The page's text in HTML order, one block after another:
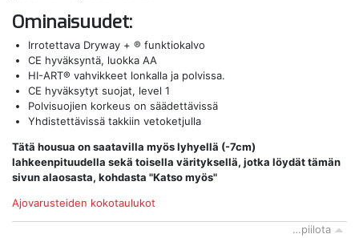
Ominaisuudet:
Irrotettava Dryway + ® funktiokalvo
CE hyväksyntä, luokka AA
HI-ART® vahvikkeet lonkalla ja polvissa.
CE hyväksytyt suojat, level 1
Polvisuojien korkeus on säädettävissä
Yhdistettävissä takkiin vetoketjulla
Tätä housua on saatavilla myös lyhyellä (-7cm)
lahkeenpituudella sekä toisella värityksellä, jotka löydät tämän
sivun alaosasta, kohdasta "Katso myös"
Ajovarusteiden kokotaulukot
…piilota